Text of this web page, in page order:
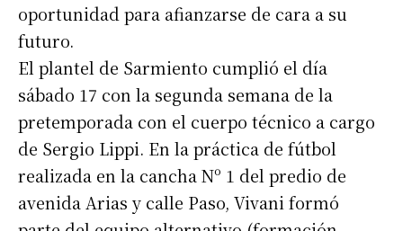
oportunidad para afianzarse de cara a su
futuro.
El plantel de Sarmiento cumplió el día
sábado 17 con la segunda semana de la
pretemporada con el cuerpo técnico a cargo
de Sergio Lippi. En la práctica de fútbol
realizada en la cancha Nº 1 del predio de
avenida Arias y calle Paso, Vivani formó